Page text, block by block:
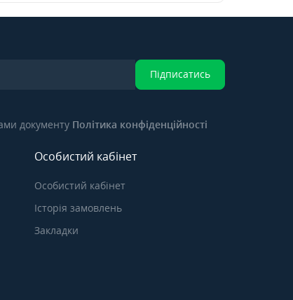
Підписатись
документу Політика конфіденційності
Особистий кабінет
Особистий кабінет
Історія замовлень
Закладки